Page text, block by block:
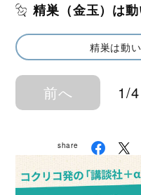
精巣（金玉）は
精巣は動
前へ 1/4
share